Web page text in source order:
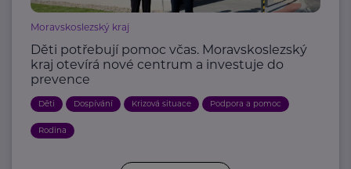
Moravskoslezský kraj
Děti potřebují pomoc včas. Moravskoslezský
kraj otevírá nové centrum a investuje do
prevence
Děti Dospívání Krizová situace Podpora a pomoc
Rodina